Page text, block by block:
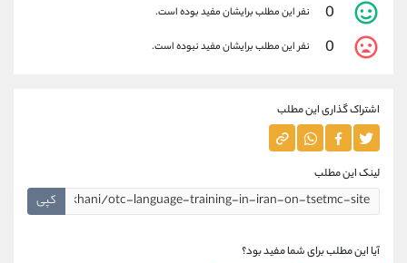
0 نفر این مطلب برایشان مفید بوده است.
0 نفر این مطلب برایشان مفید نبوده است.
اشتراک گذاری این مطلب
لینک این مطلب
کپی
آیا این مطلب برای شما مفید بود؟